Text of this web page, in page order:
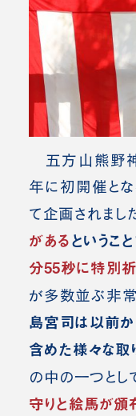
五方山熊野
年に初開催と
て企画されまし
があるということ
分55秒に特別
が多数並ぶ非
島宮司は以前
含めた様々な取
の中の一つとして
守りと絵馬が頒